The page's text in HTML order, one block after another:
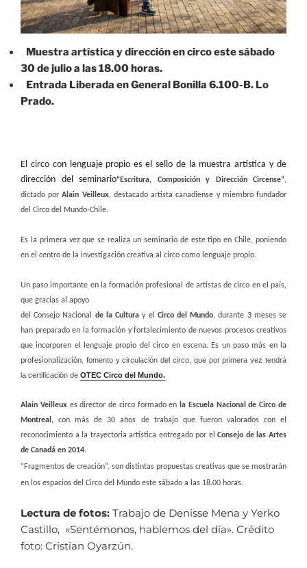
Muestra artística y dirección en circo este sábado
30 de julio a las 18.00 horas.
Entrada Liberada en General Bonilla 6.100-B. Lo
Prado.
El circo con lenguaje propio es el sello de la muestra artística y de
dirección del seminario“Escritura, Composición y Dirección Circense”,
dictado por Alain Veilleux, destacado artista canadiense y miembro fundador
del Circo del Mundo-Chile.
Es la primera vez que se realiza un seminario de este tipo en Chile, poniendo
en el centro de la investigación creativa al circo como lenguaje propio.
Un paso importante en la formación profesional de artistas de circo en el país,
que gracias al apoyo
del Consejo Nacional
de la Cultura y el Circo del Mundo, durante 3 meses se
han preparado en la formación y fortalecimiento de nuevos procesos creativos
que incorporen el lenguaje propio del circo en escena. Es un paso más en la
profesionalización, fomento y circulación del circo, que por primera vez tendrá
la certificación de OTEC Circo del Mundo.
Alain Veilleuxes director de circo formado en la Escuela Nacional de Circo de
Montreal, con más de 30 años de trabajo que fueron valorados con el
reconocimiento a la trayectoria artística entregado por el Consejo de las Artes
de Canadá en 2014.
“Fragmentos de creación”, son distintas propuestas creativas que se mostrarán
en los espacios del Circo del Mundo este sábado a las 18.00 horas.
Lectura de fotos: Trabajo de Denisse Mena y Yerko
Castillo, «Sentémonos, hablemos del día». Crédito
foto: Cristian Oyarzún.